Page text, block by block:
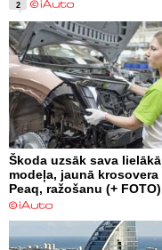
2
Škoda uzsāk sava lielākā
modeļa, jaunā krosovera
Peaq, ražošanu (+ FOTO)